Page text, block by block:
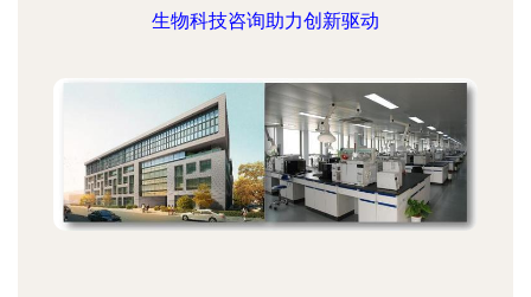
生物科技咨询助力创新驱动